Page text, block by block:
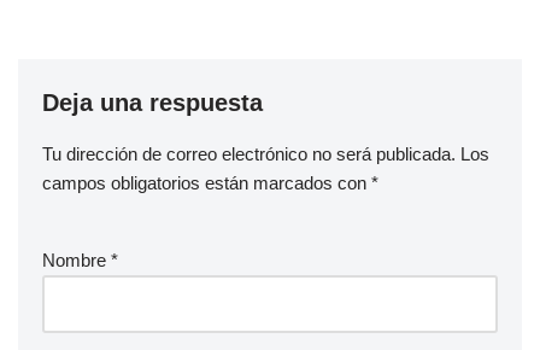
Deja una respuesta
Tu dirección de correo electrónico no será publicada. Los
campos obligatorios están marcados con *
Nombre *